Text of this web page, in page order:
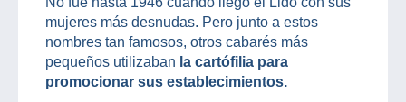
mujeres más desnudas. Pero junto a estos
nombres tan famosos, otros cabarés más
pequeños utilizaban la cartófilia para
promocionar sus establecimientos.